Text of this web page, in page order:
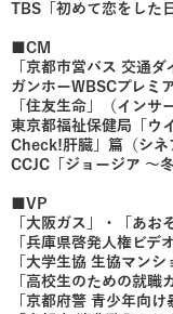
TBS「初めて恋をした
■CM
「京都市営バス 交通
ガンホーWBSCプレミ
「住友生命」（インサ
東京都福祉保健局「ウ
Check!肝臓」篇（シネ
CCJC「ジョージア ～
■VP
「大阪ガス」・「あお
「兵庫県啓発人権ビデ
「大学生協 生協マン
「高校生のための就職
「京都府警 青少年向